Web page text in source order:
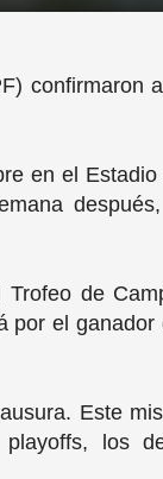
confirmaron
en el
de
por el
Este
los